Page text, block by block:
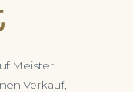
Meister
Verkauf,